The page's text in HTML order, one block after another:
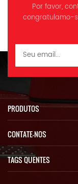
condicionado
Modelo
nominal 3.000
2350 milímetros
3200 milímetros
entre eixos 2850
Base da pista
ao solo 450
Altura máxima de
3400 milímetros
Por favor,
congratulamo-
PRODUTOS
CONTATE-NOS
TAGS QUENTES